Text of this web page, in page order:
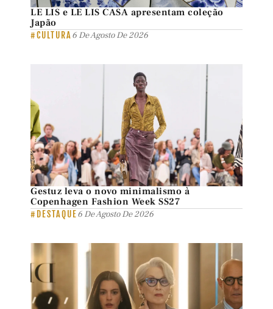
LE LIS e LE LIS CASA apresentam coleção
Japão
#CULTURA6 De Agosto De 2026
Gestuz leva o novo minimalismo à
Copenhagen Fashion Week SS27
#DESTAQUE6 De Agosto De 2026